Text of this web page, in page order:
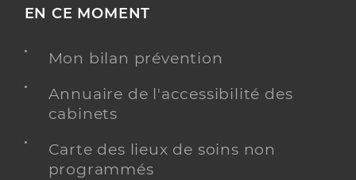
EN CE MOMENT
Mon bilan prévention
Annuaire de l'accessibilité des
cabinets
Carte des lieux de soins non
programmés